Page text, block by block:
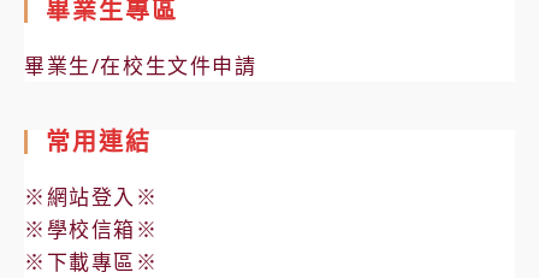
畢業生專區
畢業生/在校生文件申請
常用連結
※網站登入※
※學校信箱※
※下載專區※